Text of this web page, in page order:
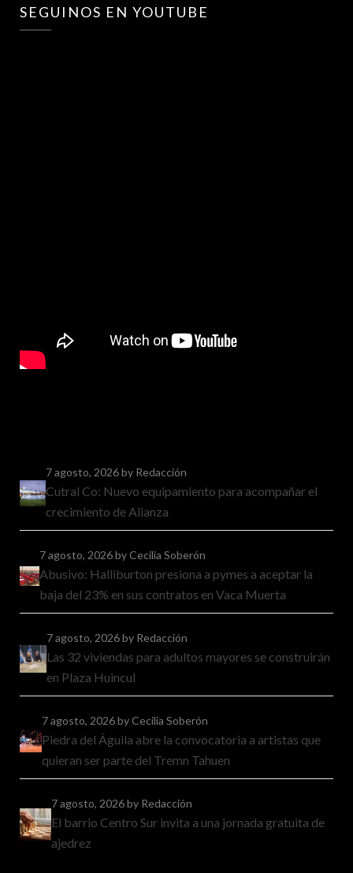
SEGUINOS EN YOUTUBE
7 agosto, 2026by Redacción
Cutral Co: Nuevo equipamiento para acompañar el
crecimiento de Alianza
7 agosto, 2026by Cecilia Soberón
Abusivo: Halliburton presiona a pymes a aceptar la
baja del 23% en sus contratos en Vaca Muerta
7 agosto, 2026by Redacción
Las 32 viviendas para adultos mayores se construirán
en Plaza Huincul
7 agosto, 2026by Cecilia Soberón
Piedra del Águila abre la convocatoria a artistas que
quieran ser parte del Tremn Tahuen
7 agosto, 2026by Redacción
El barrio Centro Sur invita a una jornada gratuita de
ajedrez